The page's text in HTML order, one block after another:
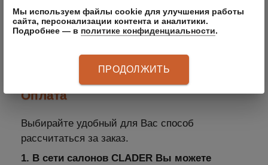
Уточнить дату, время доставки Вы можете в
отделе логистики по телефону:(812) 449-20-40
Оплата
Выбирайте удобный для Вас способ
рассчитаться за заказ.
1. В сети салонов CLADER Вы можете
Мы используем файлы cookie для улучшения работы
сайта, персонализации контента и аналитики.
Подробнее — в политике конфиденциальности.
ПРОДОЛЖИТЬ